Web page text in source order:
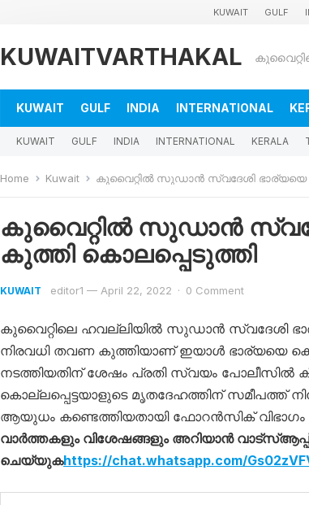
KUWAIT GULF
KUWAITVARTHAKAL
KUWAIT GULF INDIA INTERNATIONAL
KUWAIT GULF INDIA INTERNATIONAL KERALA
Home Kuwait കുവൈറ്റിൽ സുഡാൻ സ്വദേശി ഭാര്യയെ
കുവൈറ്റിൽ സുഡാൻ
കുത്തി കൊലപ്പെടുത്തി
KUWAIT editor1 — April 22, 2022 · 0 Comment
കുവൈറ്റിലെ ഹവല്ലിയിൽ സുഡാൻ സ്വദേശി
നിരവധി തവണ കുത്തിയാണ് ഇയാൾ ഭാര്യയെ
നടത്തിയതിന് ശേഷം പ്രതി സ്വയം പോലീസിൽ
കൊല്ലപ്പെട്ടയാളുടെ മൃതദേഹത്തിന് സമീപത്ത്
ആയുധം കണ്ടെത്തിയതായി ഫോറൻസിക് വിഭാഗം
വാര്‍ത്തകളും വിശേഷങ്ങളും അറിയാന്‍ വാട്‌സ്ആപ്പ്
ചെയ്യുകhttps://chat.whatsapp.com/